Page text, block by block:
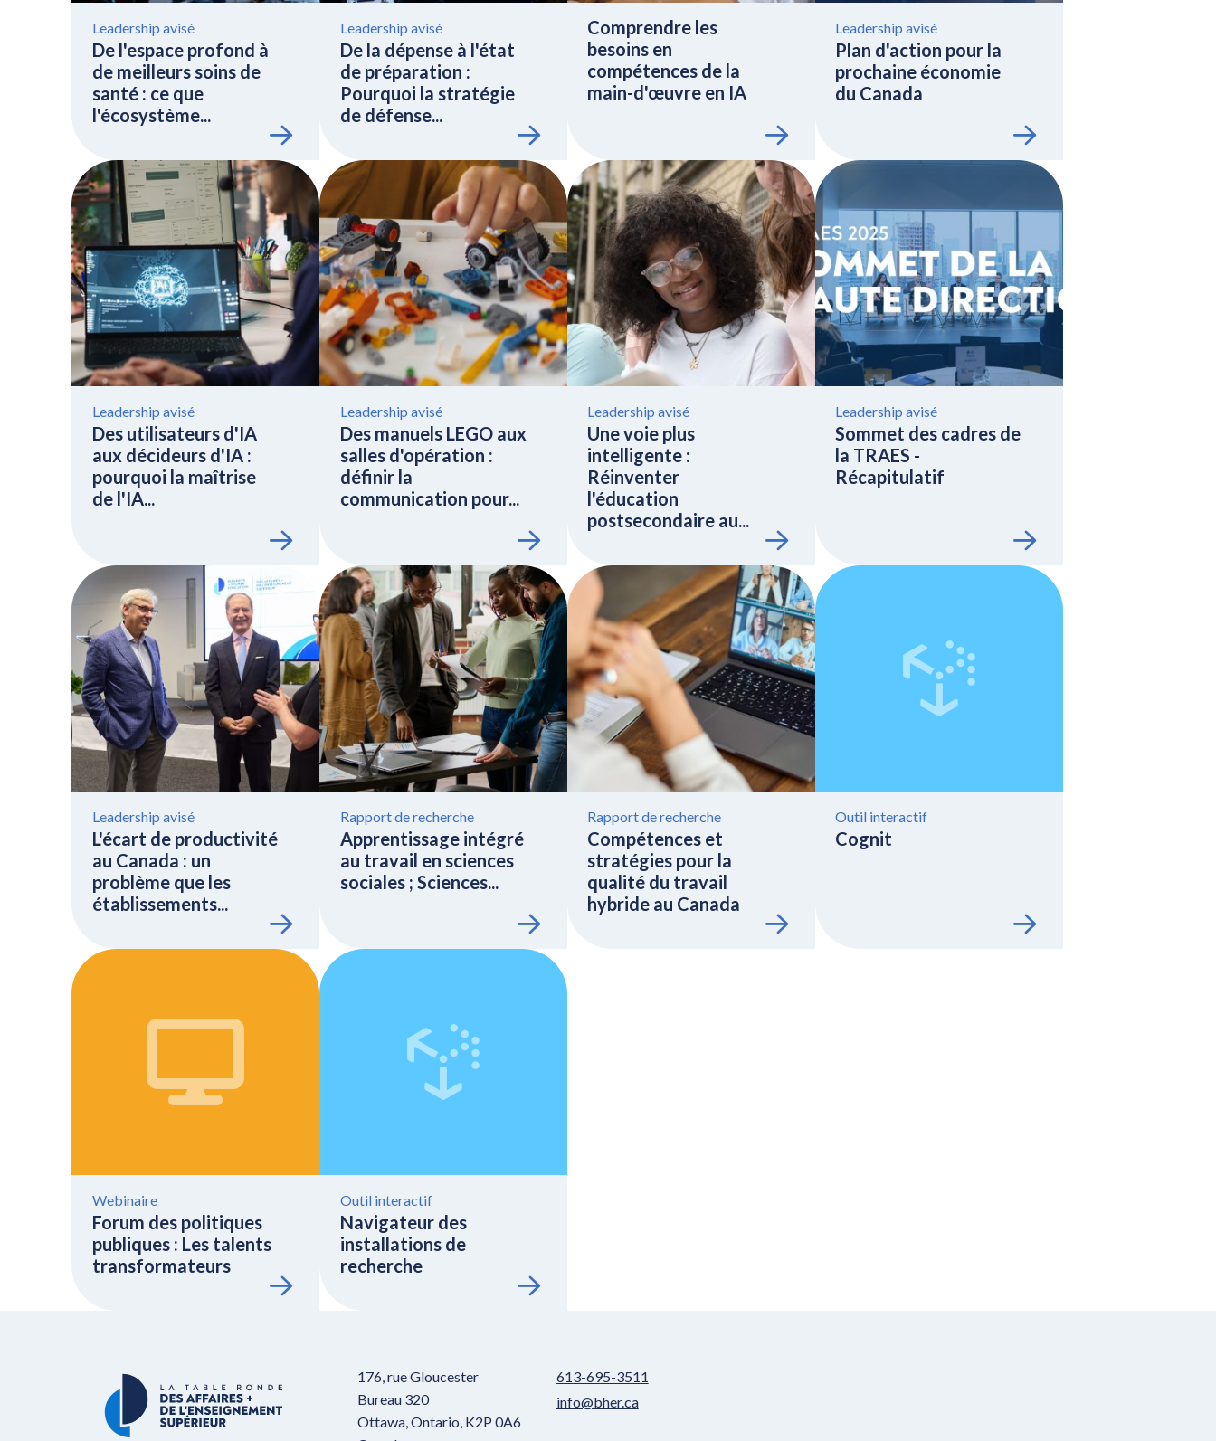
Leadership avisé
De l'espace profond à
de meilleurs soins de
santé : ce que
l'écosystème...
Leadership avisé
De la dépense à l'état
de préparation :
Pourquoi la stratégie
de défense...
Comprendre les
besoins en
compétences de la
main-d'œuvre en IA
Leadership avisé
Plan d'action pour la
prochaine économie
du Canada
Leadership avisé
Des utilisateurs d'IA
aux décideurs d'IA :
pourquoi la maîtrise
de l'IA...
Leadership avisé
Des manuels LEGO aux
salles d'opération :
définir la
communication pour...
Leadership avisé
Une voie plus
intelligente :
Réinventer
l'éducation
postsecondaire au...
Leadership avisé
Sommet des cadres de
la TRAES -
Récapitulatif
Leadership avisé
L'écart de productivité
au Canada : un
problème que les
établissements...
Rapport de recherche
Apprentissage intégré
au travail en sciences
sociales ; Sciences...
Rapport de recherche
Compétences et
stratégies pour la
qualité du travail
hybride au Canada
Outil interactif
Cognit
Webinaire
Forum des politiques
publiques : Les talents
transformateurs
Outil interactif
Navigateur des
installations de
recherche
176, rue Gloucester
Bureau 320
Ottawa, Ontario, K2P 0A6
613-695-3511
info@bher.ca